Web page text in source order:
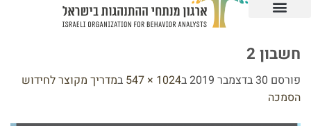
חשבון 2
פורסם 30 בדצמבר 2019 ב1024 × 547 במדריך מקוצר לחידוש
הסמכה